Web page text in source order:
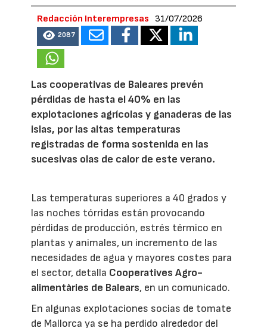
Redacción Interempresas 31/07/2026
2087
Las cooperativas de Baleares prevén
pérdidas de hasta el 40% en las
explotaciones agrícolas y ganaderas de las
islas, por las altas temperaturas
registradas de forma sostenida en las
sucesivas olas de calor de este verano.
Las temperaturas superiores a 40 grados y
las noches tórridas están provocando
pérdidas de producción, estrés térmico en
plantas y animales, un incremento de las
necesidades de agua y mayores costes para
el sector, detalla Cooperatives Agro-
alimentàries de Balears, en un comunicado.
En algunas explotaciones socias de tomate
de Mallorca ya se ha perdido alrededor del